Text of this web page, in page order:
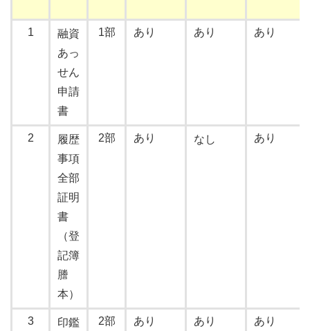
1
融資
あっ
せん
申請
書
1部 あり あり あり
2
履歴
事項
全部
証明
書
（登
記簿
謄
本）
2部 あり なし あり
3
印鑑
2部
あり
あり
あり